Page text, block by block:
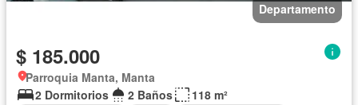
Departamento
$ 185.000
Parroquia Manta, Manta
2 Dormitorios
2 Baños
118 m²